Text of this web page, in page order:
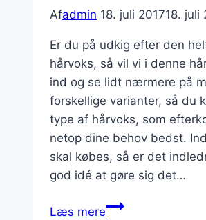
Afadmin 18. juli 201718. juli
Er du på udkig efter den
hårvoks, så vil vi i denne
ind og se lidt nærmere på
forskellige varianter, så du
type af hårvoks, som
netop dine behov bedst.
skal købes, så er det
god idé at gøre sig det…
Læs mereHårvoks